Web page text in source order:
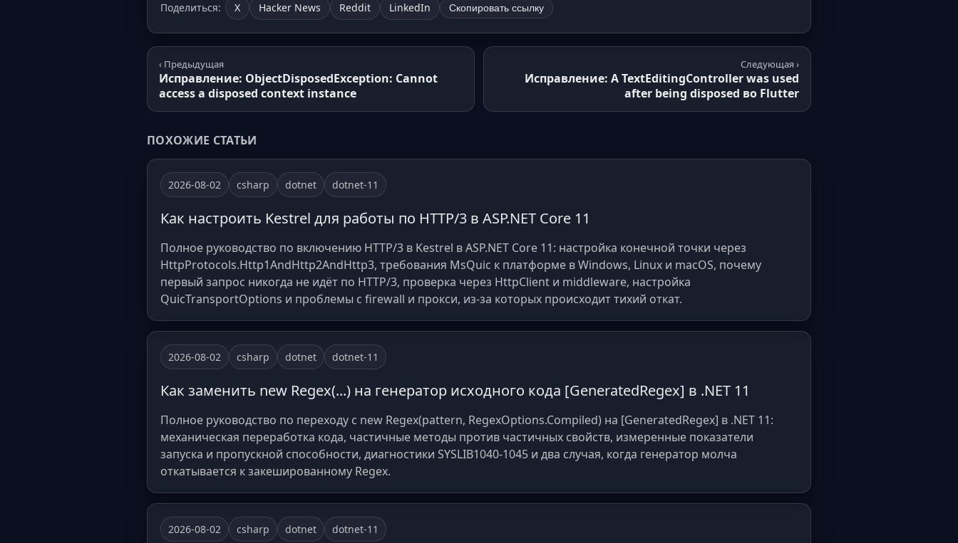
Поделиться: X Hacker News Reddit LinkedIn Скопировать ссылку
‹ Предыдущая
Исправление: ObjectDisposedException: Cannot
access a disposed context instance
Следующая ›
Исправление: A TextEditingController was used
after being disposed во Flutter
ПОХОЖИЕ СТАТЬИ
2026-08-02 csharp dotnet dotnet-11
Как настроить Kestrel для работы по HTTP/3 в ASP.NET Core 11
Полное руководство по включению HTTP/3 в Kestrel в ASP.NET Core 11: настройка конечной точки через
HttpProtocols.Http1AndHttp2AndHttp3, требования MsQuic к платформе в Windows, Linux и macOS, почему
первый запрос никогда не идёт по HTTP/3, проверка через HttpClient и middleware, настройка
QuicTransportOptions и проблемы с firewall и прокси, из-за которых происходит тихий откат.
2026-08-02 csharp dotnet dotnet-11
Как заменить new Regex(...) на генератор исходного кода [GeneratedRegex] в .NET 11
Полное руководство по переходу с new Regex(pattern, RegexOptions.Compiled) на [GeneratedRegex] в .NET 11:
механическая переработка кода, частичные методы против частичных свойств, измеренные показатели
запуска и пропускной способности, диагностики SYSLIB1040-1045 и два случая, когда генератор молча
откатывается к закешированному Regex.
2026-08-02 csharp dotnet dotnet-11